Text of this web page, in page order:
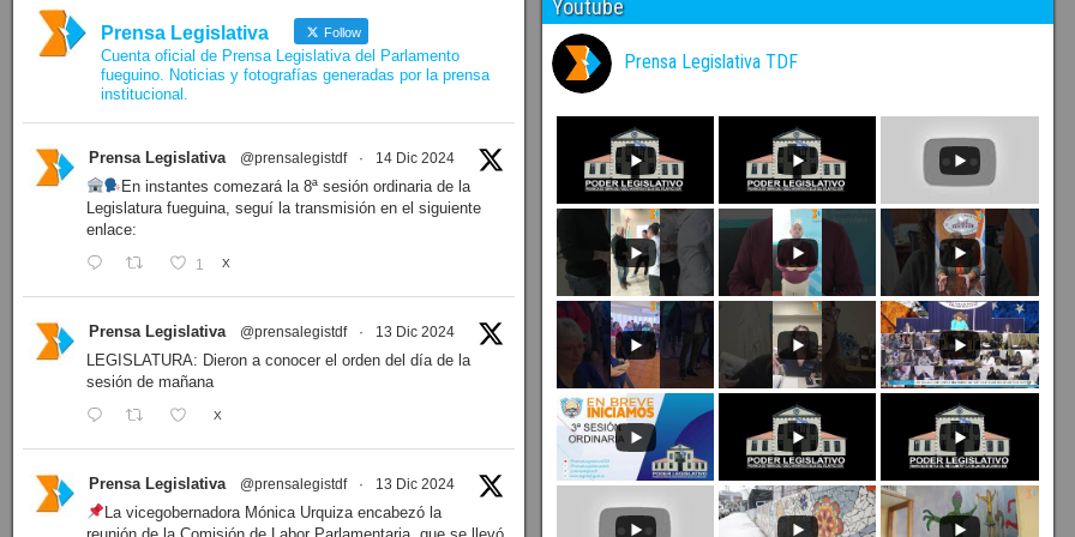
Prensa Legislativa Follow
Cuenta oficial de Prensa Legislativa del Parlamento
fueguino. Noticias y fotografías generadas por la prensa
institucional.
Prensa Legislativa @prensalegistdf · 14 Dic 2024
En instantes comezará la 8ª sesión ordinaria de la
Legislatura fueguina, seguí la transmisión en el siguiente
enlace:
1 X
Prensa Legislativa @prensalegistdf · 13 Dic 2024
LEGISLATURA: Dieron a conocer el orden del día de la
sesión de mañana
X
Prensa Legislativa @prensalegistdf · 13 Dic 2024
La vicegobernadora Mónica Urquiza encabezó la
Youtube
Prensa Legislativa TDF